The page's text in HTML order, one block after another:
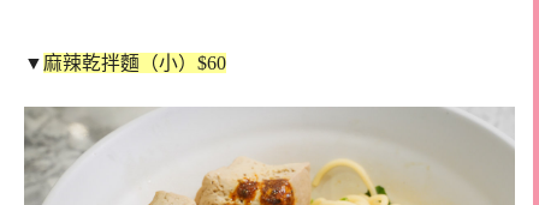
▼ 麻辣乾拌麵（小）$60